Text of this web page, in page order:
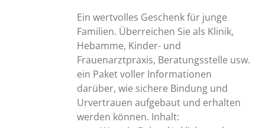
Ein wertvolles Geschenk für junge
Familien. Überreichen Sie als Klinik,
Hebamme, Kinder- und
Frauenarztpraxis, Beratungsstelle usw.
ein Paket voller Informationen
darüber, wie sichere Bindung und
Urvertrauen aufgebaut und erhalten
werden können. Inhalt: